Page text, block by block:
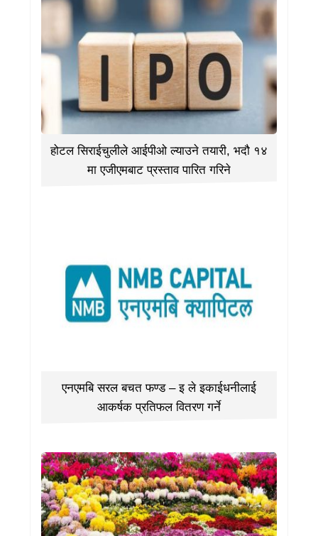
होटल सिराईचुलीले आईपीओ ल्याउने तयारी, भदौ १४
मा एजीएमबाट प्रस्ताव पारित गरिने
एनएमबि सरल बचत फण्ड – इ ले इकाईधनीलाई
आकर्षक प्रतिफल वितरण गर्ने